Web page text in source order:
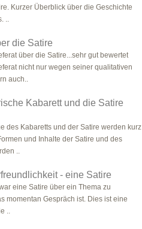
Kurzer Überblick über die Geschichte
..
die Satire
über die Satire...sehr gut bewertet
nicht nur wegen seiner qualitativen
auch..
Kabarett und die Satire
des Kabaretts und der Satire werden kurz
und Inhalte der Satire und des
..
- eine Satire
eine Satire über ein Thema zu
momentan Gespräch ist. Dies ist eine
..